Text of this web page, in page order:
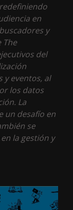
en
y
The
del
y eventos, al
los datos
La
un desafío en
se
la gestión y